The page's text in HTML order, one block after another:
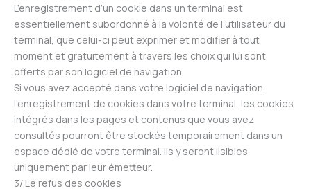
L’enregistrement d’un cookie dans un terminal est
essentiellement subordonné à la volonté de l’utilisateur du
terminal, que celui-ci peut exprimer et modifier à tout
moment et gratuitement à travers les choix qui lui sont
offerts par son logiciel de navigation.
Si vous avez accepté dans votre logiciel de navigation
l’enregistrement de cookies dans votre terminal, les cookies
intégrés dans les pages et contenus que vous avez
consultés pourront être stockés temporairement dans un
espace dédié de votre terminal. Ils y seront lisibles
uniquement par leur émetteur.
3/ Le refus des cookies